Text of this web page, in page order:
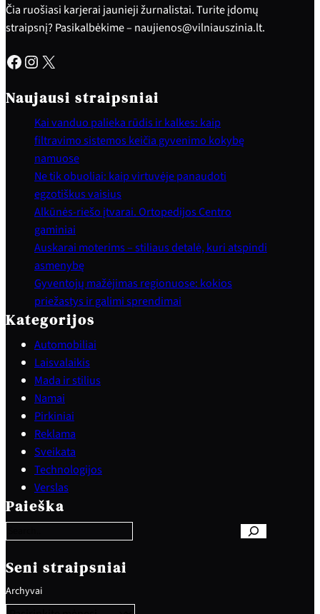
Čia ruošiasi karjerai jaunieji žurnalistai. Turite įdomų
straipsnį? Pasikalbėkime – naujienos@vilniauszinia.lt.
Facebook Instagram X
Naujausi straipsniai
Kai vanduo palieka rūdis ir kalkes: kaip
filtravimo sistemos keičia gyvenimo kokybę
namuose
Ne tik obuoliai: kaip virtuvėje panaudoti
egzotiškus vaisius
Alkūnės-riešo įtvarai. Ortopedijos Centro
gaminiai
Auskarai moterims – stiliaus detalė, kuri atspindi
asmenybę
Gyventojų mažėjimas regionuose: kokios
priežastys ir galimi sprendimai
Kategorijos
Automobiliai
Laisvalaikis
Mada ir stilius
Namai
Pirkiniai
Reklama
Sveikata
Technologijos
Verslas
Paieška
e
a
c
h
Seni straipsniai
Archyvai